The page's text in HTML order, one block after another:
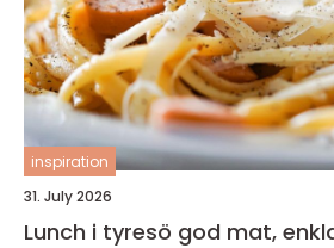
inspiration
31. July 2026
Lunch i tyresö god mat, enkla val och skön